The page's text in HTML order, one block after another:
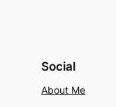
Social
About Me